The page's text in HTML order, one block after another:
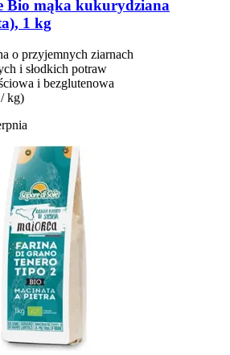
Bio mąka kukurydziana
1 kg
o przyjemnych ziarnach
i słodkich potraw
i bezglutenowa
kg)